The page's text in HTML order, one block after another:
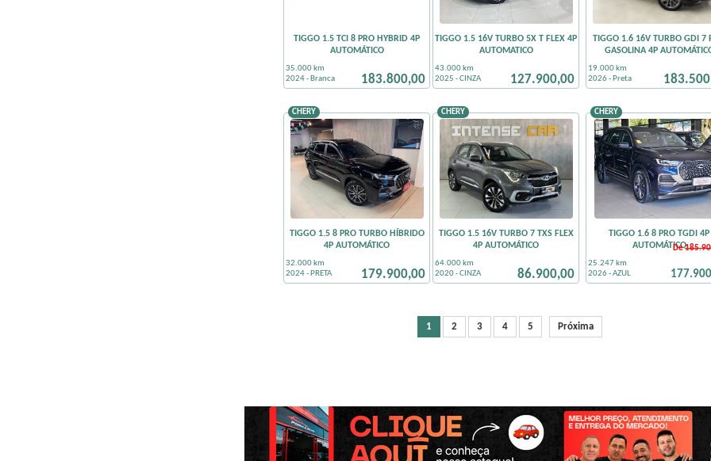
TIGGO 1.5 TCI 8 PRO HYBRID 4P
AUTOMÁTICO
35.000 km
2024 - Branca
183.800,00
TIGGO 1.5 16V TURBO 5X T FLEX 4P
AUTOMATICO
43.000 km
2025 - CINZA
127.900,00
TIGGO 1.6 16V TURBO GDI 7
GASOLINA 4P
19.000 km
2026 - Preta
CHERY
TIGGO 1.5 8 PRO TURBO HÍBRIDO
4P AUTOMÁTICO
32.000 km
2024 - PRETA
179.900,00
CHERY
TIGGO 1.5 16V TURBO 7 TXS FLEX
4P AUTOMÁTICO
64.000 km
2020 - CINZA
86.900,00
CHERY
TIGGO 1.6 8 PRO TGDI 4P
AUTOMÁTICO
25.247 km
2026 - AZUL
De
1 2 3 4 5 Próxima